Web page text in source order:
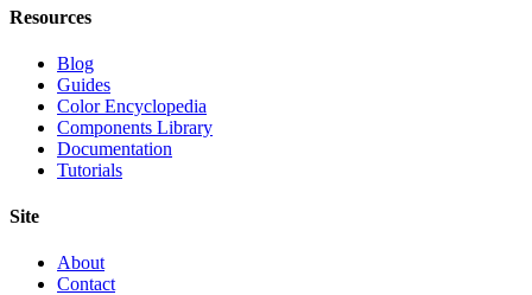
Resources
Blog
Guides
Color Encyclopedia
Components Library
Documentation
Tutorials
Site
About
Contact